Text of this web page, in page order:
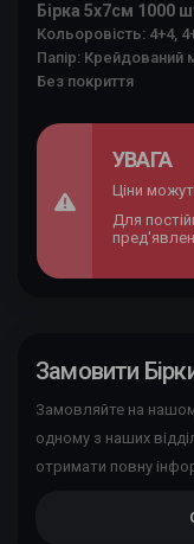
Бірка 5х7см 1000
Кольоровість: 4+4,
Папір: Крейдований
Без покриття
УВАГА
Ціни
Для
Замовити
Замовляйте на
одному з наших
отримати повну